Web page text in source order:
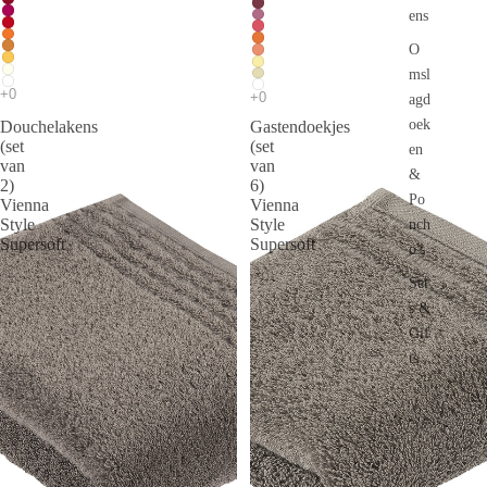
ens
O
msl
agd
oek
en
&
Po
nch
o's
Set
s &
Gif
ts
Douchelakens
(set
van
2)
Vienna
Style
Supersoft
Gastendoekjes
(set
van
6)
Vienna
Style
Supersoft